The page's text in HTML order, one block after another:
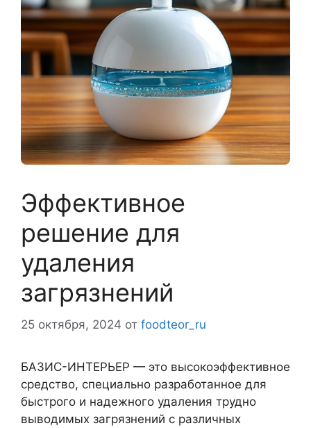
Эффективное
решение для
удаления
загрязнений
25 октября, 2024 от foodteor_ru
БАЗИС-ИНТЕРЬЕР — это высокоэффективное
средство, специально разработанное для
быстрого и надежного удаления трудно
выводимых загрязнений с различных